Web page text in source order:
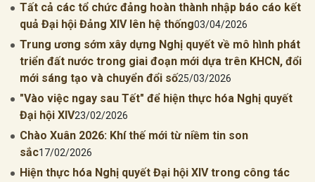
Tất cả các tổ chức đảng hoàn thành nhập báo cáo kết
quả Đại hội Đảng XIV lên hệ thống03/04/2026
Trung ương sớm xây dựng Nghị quyết về mô hình phát
triển đất nước trong giai đoạn mới dựa trên KHCN, đổi
mới sáng tạo và chuyển đổi số25/03/2026
"Vào việc ngay sau Tết" để hiện thực hóa Nghị quyết
Đại hội XIV23/02/2026
Chào Xuân 2026: Khí thế mới từ niềm tin son
sắc17/02/2026
Hiện thực hóa Nghị quyết Đại hội XIV trong công tác